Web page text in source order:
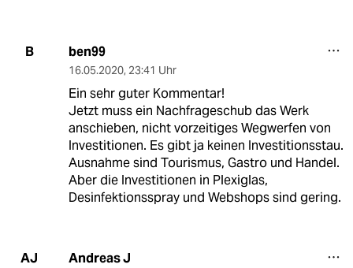
B ben99
16.05.2020, 23:41 Uhr
Ein sehr guter Kommentar!
Jetzt muss ein Nachfrageschub das Werk
anschieben, nicht vorzeitiges Wegwerfen von
Investitionen. Es gibt ja keinen Investitionsstau.
Ausnahme sind Tourismus, Gastro und Handel.
Aber die Investitionen in Plexiglas,
Desinfektionsspray und Webshops sind gering.
AJ Andreas J